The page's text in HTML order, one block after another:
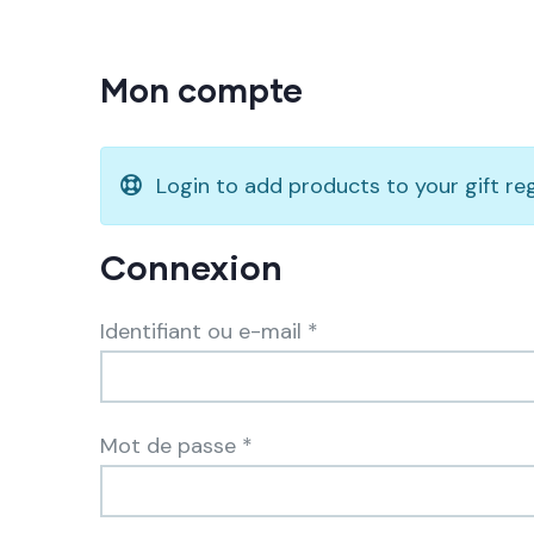
Mon compte
Login to add products to your gift
Connexion
Identifiant ou e-mail *
Mot de passe *